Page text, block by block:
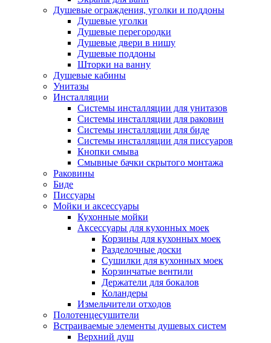
Душевые ограждения, уголки и поддоны
Душевые уголки
Душевые перегородки
Душевые двери в нишу
Душевые поддоны
Шторки на ванну
Душевые кабины
Унитазы
Инсталляции
Системы инсталляции для унитазов
Системы инсталляции для раковин
Системы инсталляции для биде
Системы инсталляции для писсуаров
Кнопки смыва
Смывные бачки скрытого монтажа
Раковины
Биде
Писсуары
Мойки и аксессуары
Кухонные мойки
Аксессуары для кухонных моек
Корзины для кухонных моек
Разделочные доски
Сушилки для кухонных моек
Корзинчатые вентили
Держатели для бокалов
Коландеры
Измельчители отходов
Полотенцесушители
Встраиваемые элементы душевых систем
Верхний душ